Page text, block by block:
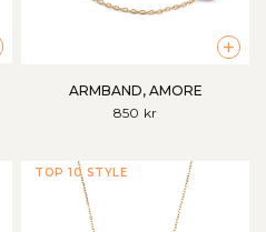
+
ARMBAND, AMORE
850 kr
TOP 10 STYLE